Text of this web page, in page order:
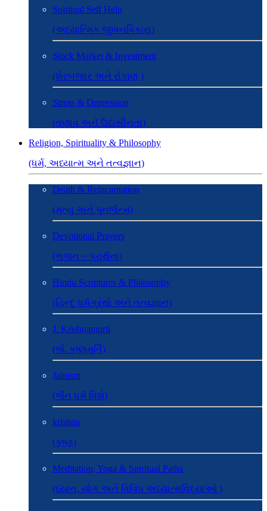
Spiritual Self Help
(અધ્યાત્મિક જીવનવિકાસ)
Stock Market & Investment
(શેરબજાર અને રોકાણ )
Stress & Depression
(તણાવ અને ઉદાસીનતા)
Religion, Spirituality & Philosophy
(ધર્મ, અધ્યાત્મ અને તત્વજ્ઞાન)
Death & Reincarnation
(મૃત્યુ અને પુનર્જન્મ)
Devotional Prayers
(ભજન ~ પ્રાર્થના)
Hindu Scriptures & Philosophy
(હિન્દુ ધર્મગ્રંથો અને તત્વજ્ઞાન)
J. Krishnamurti
(જે. કૃષ્ણમૂર્તિ)
Jainism
(જૈન ધર્મ વિશે)
krishna
(કૃષ્ણ)
Meditation, Yoga & Spiritual Paths
(ધ્યાન, યોગ અને વિવિધ અધ્યાત્મવિદ્યાઓ )